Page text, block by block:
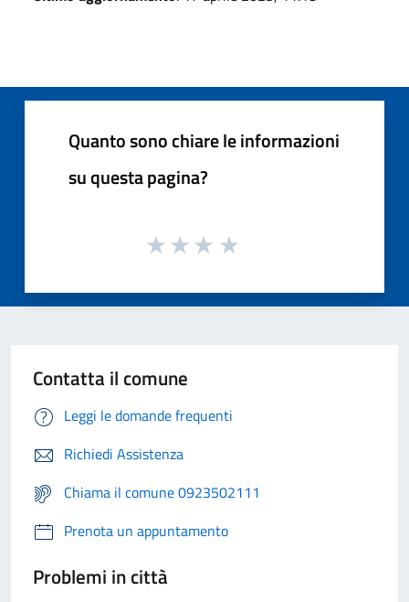
Quanto sono chiare le informazioni
su questa pagina?
Contatta il comune
Leggi le domande frequenti
Richiedi Assistenza
Chiama il comune 0923502111
Prenota un appuntamento
Problemi in città